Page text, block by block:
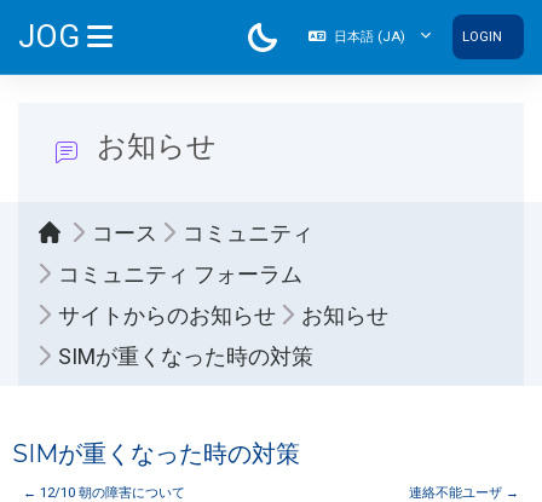
JOG 日本語 ‎(JA)‎ LOGIN
お知らせ
コース
コミュニティ
コミュニティ フォーラム
サイトからのお知らせ
お知らせ
SIMが重くなった時の対策
SIMが重くなった時の対策
← 12/10 朝の障害について 連絡不能ユーザ →